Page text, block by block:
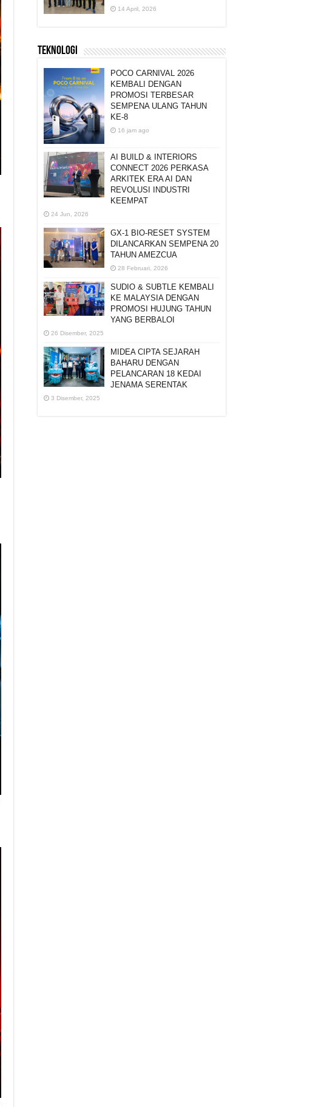
14 April, 2026
TEKNOLOGI
POCO CARNIVAL 2026
KEMBALI DENGAN
PROMOSI TERBESAR
SEMPENA ULANG TAHUN
KE-8
16 jam ago
AI BUILD & INTERIORS
CONNECT 2026 PERKASA
ARKITEK ERA AI DAN
REVOLUSI INDUSTRI
KEEMPAT
24 Jun, 2026
GX-1 BIO-RESET SYSTEM
DILANCARKAN SEMPENA 20
TAHUN AMEZCUA
28 Februari, 2026
SUDIO & SUBTLE KEMBALI
KE MALAYSIA DENGAN
PROMOSI HUJUNG TAHUN
YANG BERBALOI
26 Disember, 2025
MIDEA CIPTA SEJARAH
BAHARU DENGAN
PELANCARAN 18 KEDAI
JENAMA SERENTAK
3 Disember, 2025